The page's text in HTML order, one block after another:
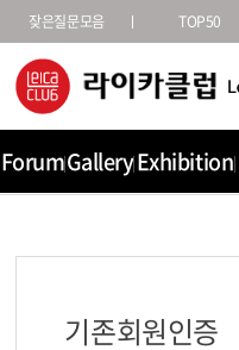
잦은질문모음 TOP50
ForumGalleryExhibition
기존회원인증